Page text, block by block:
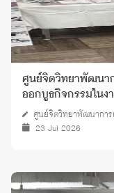
ศูนย์จิตวิทยาพัฒนา
ออกบูธกิจกรรมในง
ศูนย์จิตวิทยาพัฒนาการ
23 Jul 2026